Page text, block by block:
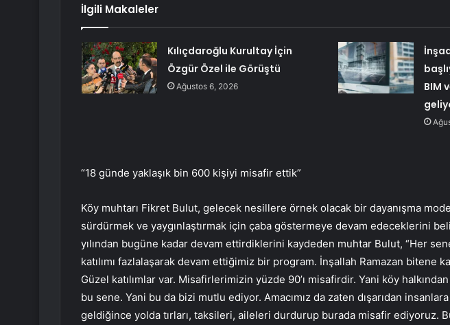
İlgili Makaleler
Kılıçdaroğlu Kurultay İçin
Özgür Özel ile Görüştü
Ağustos 6, 2026
BIM
“18 günde yaklaşık bin 600 kişiyi misafir ettik”
Köy muhtarı Fikret Bulut, gelecek nesillere örnek olacak bir dayanışma
sürdürmek ve yaygınlaştırmak için çaba göstermeye devam edeceklerini
yılından bugüne kadar devam ettirdiklerini kaydeden muhtar Bulut, “Her
katılımı fazlalaşarak devam ettiğimiz bir program. İnşallah Ramazan bitene
Güzel katılımlar var. Misafirlerimizin yüzde 90’ı misafirdir. Yani köy
bu sene. Yani bu da bizi mutlu ediyor. Amacımız da zaten dışarıdan
geldiğince yolda tırları, taksileri, aileleri durdurup burada misafir ediyoruz.